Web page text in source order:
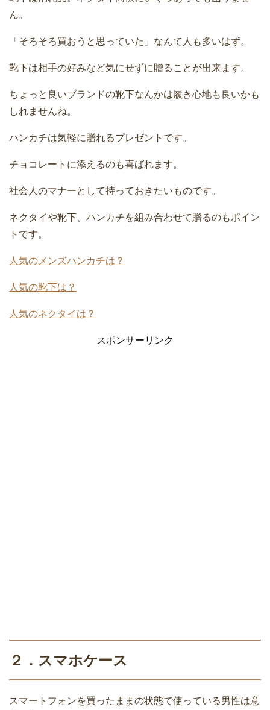
ん。
「そろそろ買おうと思っていた」なんて人も多いはず。
靴下は相手の好みなど気にせずに贈ることが出来ます。
ちょっと良いブランドの靴下なんかは履き心地も良いかも
しれませんね。
ハンカチは気軽に贈れるプレゼントです。
チョコレートに添えるのも喜ばれます。
社会人のマナーとして持っておきたいものです。
ネクタイや靴下、ハンカチを組み合わせて贈るのもポイン
トです。
人気のメンズハンカチは？
人気の靴下は？
人気のネクタイは？
スポンサーリンク
２．スマホケース
スマートフォンを買ったままの状態で使っている男性は意